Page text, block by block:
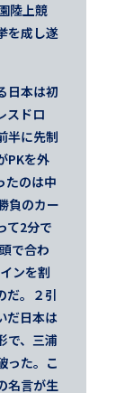
陸上競
を成し遂
日本は初
スドロ
半に先制
PKを外
たのは中
負のカー
て2分で
で合わ
ンを割
だ。２引
だ日本は
で、三浦
った。こ
名言が生